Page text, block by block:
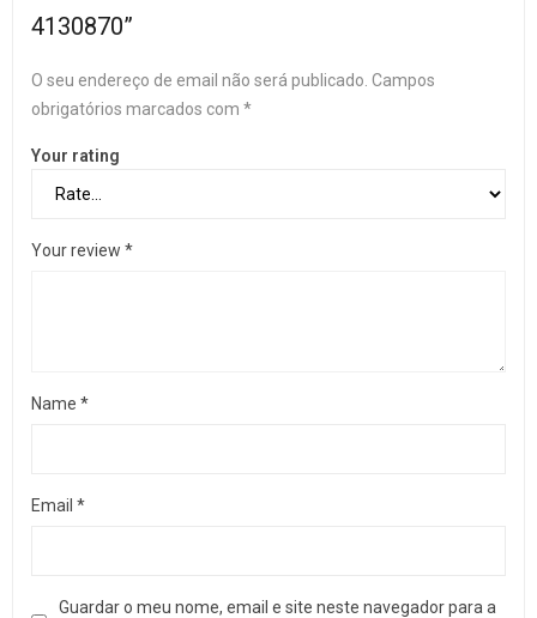
4130870”
O seu endereço de email não será publicado. Campos
obrigatórios marcados com *
Your rating
Your review *
Name *
Email *
Guardar o meu nome, email e site neste navegador para a